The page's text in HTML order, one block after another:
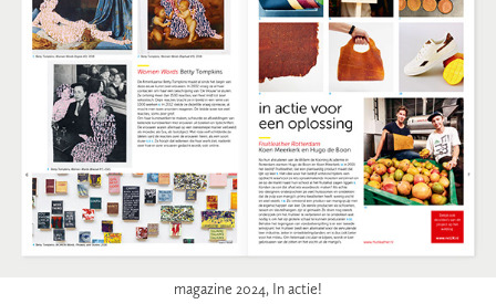
magazine 2024, In actie!